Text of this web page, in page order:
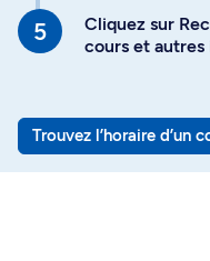
Cliquez sur
cours et
Trouvez l’horaire d’un